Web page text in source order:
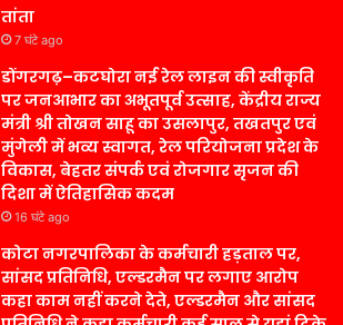
तांता
7 घंटे ago
डोंगरगढ़–कटघोरा नई रेल लाइन की स्वीकृति
पर जनआभार का अभूतपूर्व उत्साह, केंद्रीय राज्य
मंत्री श्री तोखन साहू का उसलापुर, तखतपुर एवं
मुंगेली में भव्य स्वागत, रेल परियोजना प्रदेश के
विकास, बेहतर संपर्क एवं रोजगार सृजन की
दिशा में ऐतिहासिक कदम
16 घंटे ago
कोटा नगरपालिका के कर्मचारी हड़ताल पर,
सांसद प्रतिनिधि, एल्डरमैन पर लगाए आरोप
कहा काम नहीं करने देते, एल्डरमैन और सांसद